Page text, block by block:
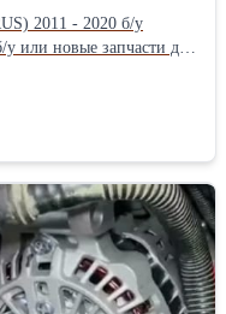
2011 - 2020 б/у
Мы привезем любые
отличаются
Работаем в
Луховицах, Озерах,